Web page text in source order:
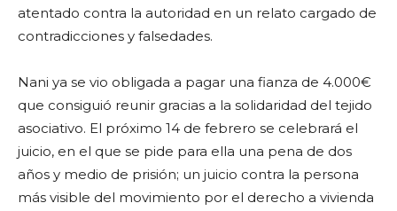
atentado contra la autoridad en un relato cargado de
contradicciones y falsedades.
Nani ya se vio obligada a pagar una fianza de 4.000€
que consiguió reunir gracias a la solidaridad del tejido
asociativo. El próximo 14 de febrero se celebrará el
juicio, en el que se pide para ella una pena de dos
años y medio de prisión; un juicio contra la persona
más visible del movimiento por el derecho a vivienda